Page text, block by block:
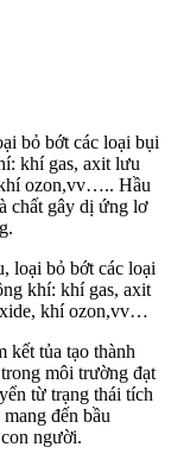
bỏ bớt các loại bụi
khí gas, axit lưu
ozon,vv….. Hầu
chất gây dị ứng lơ
kết tủa tạo thành
môi trường đạt
từ trạng thái tích
đến bầu
người.